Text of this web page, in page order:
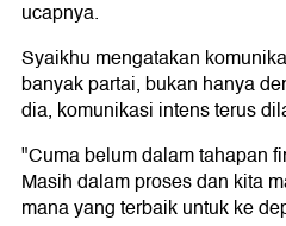
ucapnya.
Syaikhu mengatakan
banyak partai, bukan hanya
dia, komunikasi intens terus
"Cuma belum dalam tahapan
Masih dalam proses dan kita
mana yang terbaik untuk ke